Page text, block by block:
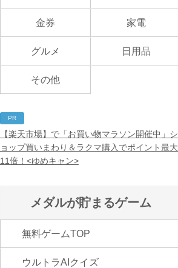
金券 家電
グルメ 日用品
その他
PR
【楽天市場】で「お買い物マラソン開催中」シ
ョップ買いまわり＆ラクマ購入でポイント最大
11倍！<ゆめキャン>
メダルが貯まるゲーム
無料ゲームTOP
ウルトラAIクイズ